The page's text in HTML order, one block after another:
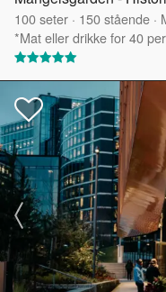
100seter · 150stående ·
*Mat eller drikke for 40